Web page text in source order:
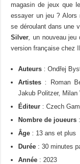
magasin de jeux que
essayer un jeu ? Alors
se déroulant dans une
Silver un nouveau jeu
version française chez
Auteurs : Ondřej
Artistes : Roman
Jakub Politzer, Milan
Éditeur : Czech
Nombre de joueurs
Âge : 13 ans et plus
Durée : 30 minutes
Année : 2023